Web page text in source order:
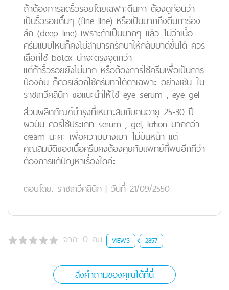
ถ้าต้องการลดริ้วรอยโดยเฉพาะตีนกา ต้องดูก่อนว่า
เป็นริ้วรอยตื้นๆ (fine line) หรือเป็นมากถึงตีนการ่อง
ลึก (deep line) เพราะถ้าเป็นมากๆ แล้ว ไม่ว่าเนื้อ
ครีมแบบไหนก็คงไม่สามารถรักษาให้กลับมาดีขึ้นได้ ควร
เลือกใช้ botox น่าจะตรงจุดกว่า
แต่ถ้าริ้วรอยยังไม่มาก หรือต้องการใช้ครีมเพื่อเป็นการ
ป้องกัน ก็ควรเลือกใช้ครีมทาใต้ตาเฉพาะ อย่างเช่น ใน
ราชเทวีคลินิก ขอแนะนำให้ใช้ eye serum , eye gel
ส่วนผลิตภัณฑ์บำรุงที่เหมาะสมกับคนอายุ 25-30 ปี
ผิวมัน ควรใช้ประเภท serum , gel, lotion มากกว่า
cream นะคะ เพื่อความบางเบา ไม่มันหน้า แต่
คุณสมบัติของเนื้อครีมคงต้องคุยกับแพทย์ที่พบอีกทีว่า
ต้องการแก้ปัญหาเรื่องใดค่ะ
ตอบโดย: ราชเทวีคลินิก | วันที่ 21/09/2550
จาก: 0 คน VIEWS 2857
ส่งคำถามของคุณได้ที่นี่